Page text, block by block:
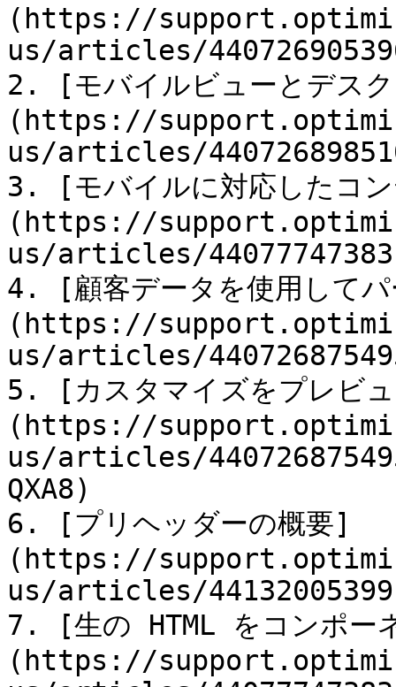
(https://
us/articles/
2. [モバイルビューとデス
(https://
us/articles/
3. [モバイルに対応したコ
(https://
us/articles/
4. [顧客データを使用して
(https://
us/articles/
5. [カスタマイズをプレビ
(https://
us/articles/
QXA8)
6. [プリヘッダーの概要]
(https://
us/articles/
7. [生の HTML をコンポー
(https://